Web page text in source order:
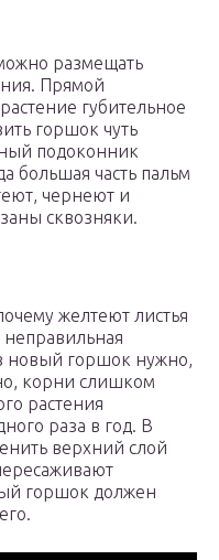
размещать
Прямой
губительное
горшок чуть
подоконник
большая часть пальм
чернеют и
сквозняки.
желтеют листья
новый горшок нужно,
корни слишком
растения
раза в год. В
верхний слой
горшок должен